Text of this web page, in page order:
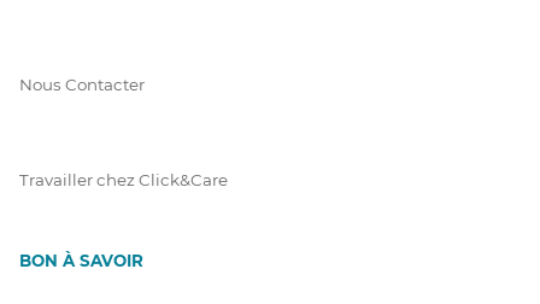
Nous Contacter
Travailler chez Click&Care
BON À SAVOIR